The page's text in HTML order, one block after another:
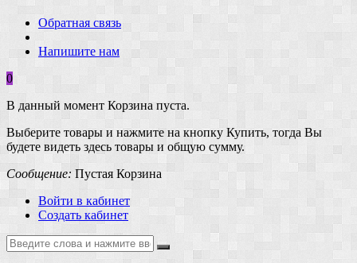
Обратная связь
Напишите нам
0
В данный момент Корзина пуста.
Выберите товары и нажмите на кнопку Купить, тогда Вы
будете видеть здесь товары и общую сумму.
Сообщение: Пустая Корзина
Войти в кабинет
Создать кабинет